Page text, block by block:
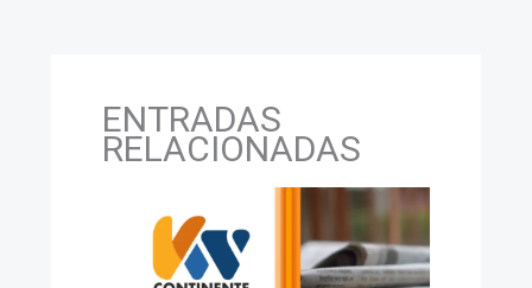
ENTRADAS
RELACIONADAS